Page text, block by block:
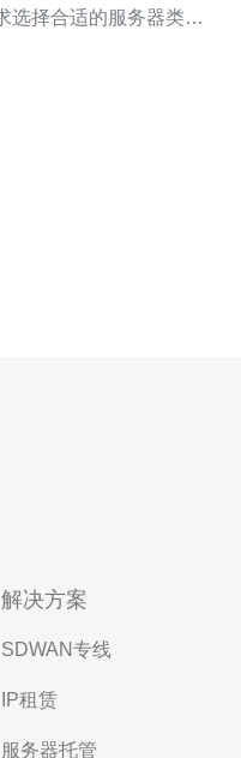
选择合适的服务器类型
解决方案
SDWAN专线
IP租赁
服务器托管